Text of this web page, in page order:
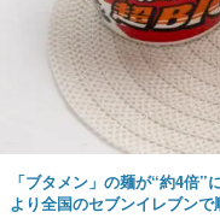
「ブタメン」の麺が“約4倍
より全国のセブンイレブンで